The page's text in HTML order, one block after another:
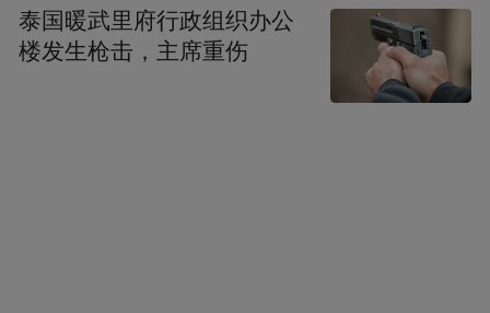
泰国暖武里府行政组织办公
楼发生枪击，主席重伤